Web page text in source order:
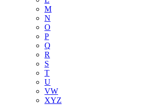
M
N
O
P
Q
R
S
T
U
VW
XYZ